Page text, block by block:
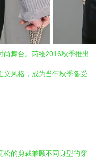
尚舞台。芮绘2016秋季推出
义风格，成为当年秋季备受
松的剪裁兼顾不同身型的穿